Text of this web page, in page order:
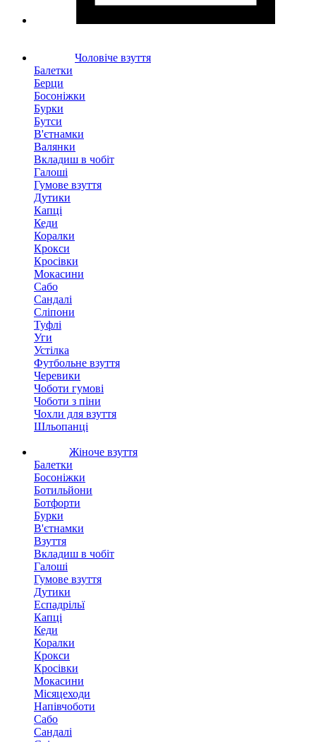
Чоловіче взуття
Балетки
Берци
Босоніжки
Бурки
Бутси
В'єтнамки
Валянки
Вкладиш в чобіт
Галоші
Гумове взуття
Дутики
Капці
Кеди
Коралки
Крокси
Кросівки
Мокасини
Сабо
Сандалі
Сліпони
Туфлі
Уги
Устілка
Футбольне взуття
Черевики
Чоботи гумові
Чоботи з піни
Чохли для взуття
Шльопанці
Жіноче взуття
Балетки
Босоніжки
Ботильйони
Ботфорти
Бурки
В'єтнамки
Взуття
Вкладиш в чобіт
Галоші
Гумове взуття
Дутики
Еспадрільї
Капці
Кеди
Коралки
Крокси
Кросівки
Мокасини
Місяцеходи
Напівчоботи
Сабо
Сандалі